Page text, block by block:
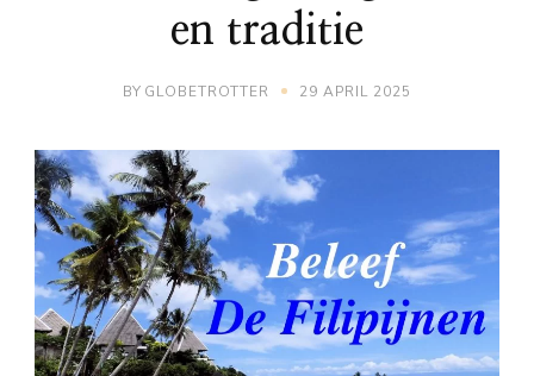
en traditie
BY GLOBETROTTER 29 APRIL 2025